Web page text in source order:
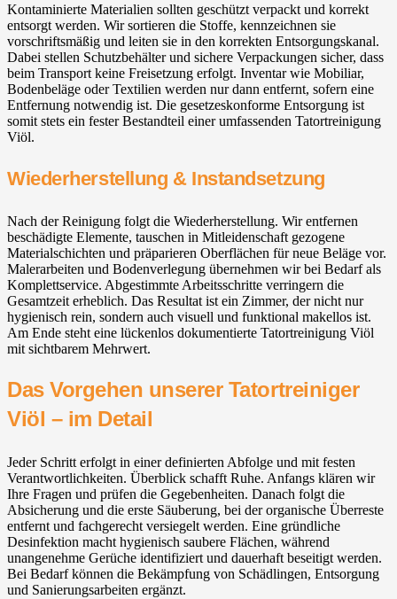
Kontaminierte Materialien sollten geschützt verpackt und korrekt
entsorgt werden. Wir sortieren die Stoffe, kennzeichnen sie
vorschriftsmäßig und leiten sie in den korrekten Entsorgungskanal.
Dabei stellen Schutzbehälter und sichere Verpackungen sicher, dass
beim Transport keine Freisetzung erfolgt. Inventar wie Mobiliar,
Bodenbeläge oder Textilien werden nur dann entfernt, sofern eine
Entfernung notwendig ist. Die gesetzeskonforme Entsorgung ist
somit stets ein fester Bestandteil einer umfassenden Tatortreinigung
Viöl.
Wiederherstellung & Instandsetzung
Nach der Reinigung folgt die Wiederherstellung. Wir entfernen
beschädigte Elemente, tauschen in Mitleidenschaft gezogene
Materialschichten und präparieren Oberflächen für neue Beläge vor.
Malerarbeiten und Bodenverlegung übernehmen wir bei Bedarf als
Komplettservice. Abgestimmte Arbeitsschritte verringern die
Gesamtzeit erheblich. Das Resultat ist ein Zimmer, der nicht nur
hygienisch rein, sondern auch visuell und funktional makellos ist.
Am Ende steht eine lückenlos dokumentierte Tatortreinigung Viöl
mit sichtbarem Mehrwert.
Das Vorgehen unserer Tatortreiniger
Viöl – im Detail
Jeder Schritt erfolgt in einer definierten Abfolge und mit festen
Verantwortlichkeiten. Überblick schafft Ruhe. Anfangs klären wir
Ihre Fragen und prüfen die Gegebenheiten. Danach folgt die
Absicherung und die erste Säuberung, bei der organische Überreste
entfernt und fachgerecht versiegelt werden. Eine gründliche
Desinfektion macht hygienisch saubere Flächen, während
unangenehme Gerüche identifiziert und dauerhaft beseitigt werden.
Bei Bedarf können die Bekämpfung von Schädlingen, Entsorgung
und Sanierungsarbeiten ergänzt.